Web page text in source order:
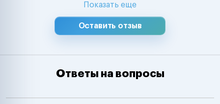
Показать еще
Оставить отзыв
Ответы на вопросы